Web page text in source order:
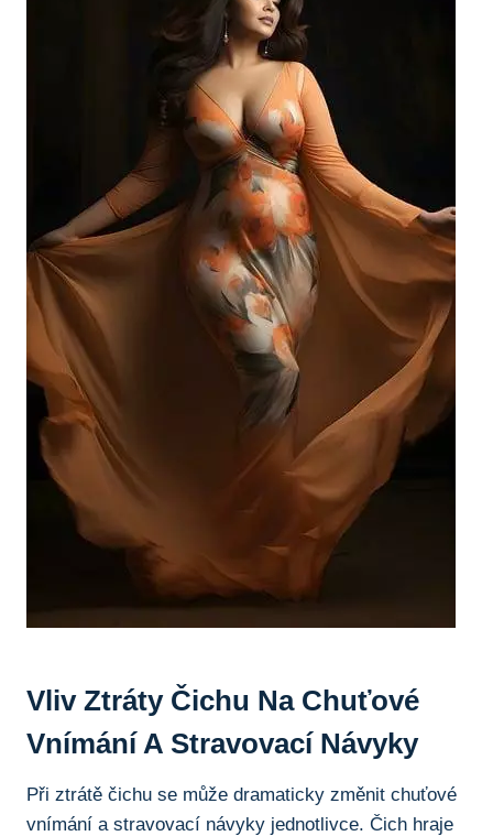
Vliv Ztráty Čichu⁣ Na Chuťové
Vnímání A ‍stravovací Návyky
Při⁢ ztrátě čichu se může dramaticky⁣ změnit chuťové
vnímání a stravovací návyky‌ jednotlivce. Čich hraje